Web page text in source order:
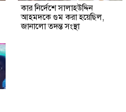
কার নির্দেশে সালাহউদ্দিন
আহমদকে গুম করা হয়েছিল,
জানালো তদন্ত সংস্থা